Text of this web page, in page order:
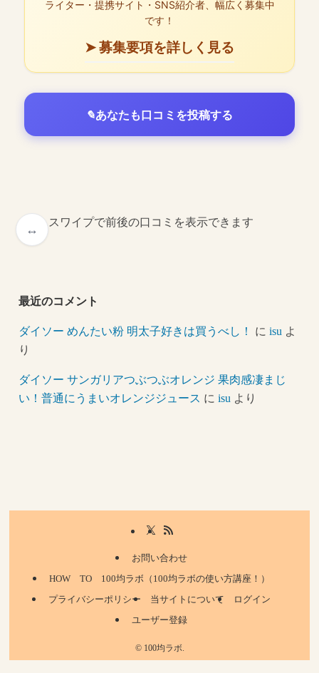
ライター・提携サイト・SNS紹介者、幅広く募集中
です！
➤ 募集要項を詳しく見る
あなたも口コミを投稿する
スワイプで前後の口コミを表示できます
最近のコメント
ダイソー めんたい粉 明太子好きは買うべし！ にisu よ
り
ダイソー サンガリアつぶつぶオレンジ 果肉感凄まじ
い！普通にうまいオレンジジュース にisu より
お問い合わせ
HOW TO 100均ラボ（100均ラボの使い方講座！）
プライバシーポリシー
当サイトについて
ログイン
ユーザー登録
©100均ラボ.